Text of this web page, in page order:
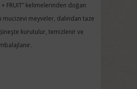
+ FRUIT” kelimelerinden doğan
mucizevi meyveler, dalından taze
kurutulur, temizlenir ve